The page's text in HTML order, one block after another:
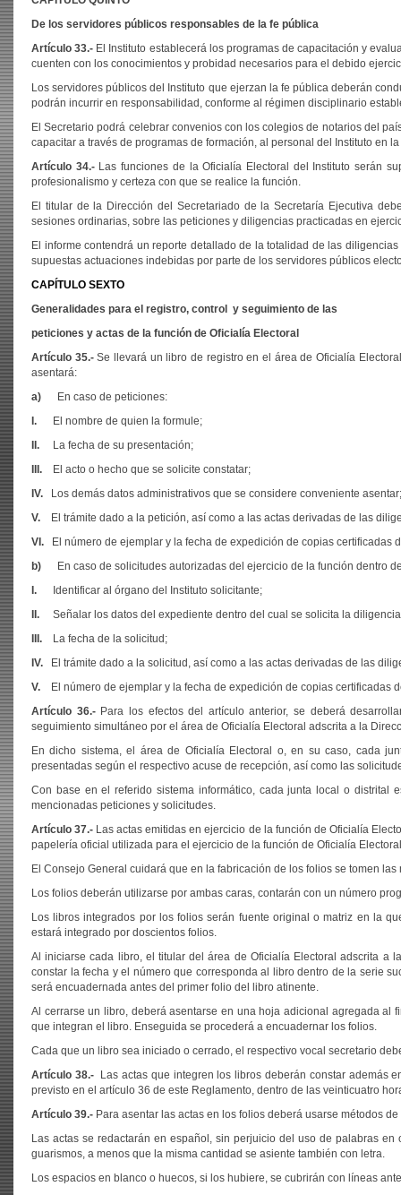
De los servidores públicos responsables de la fe pública
Artículo 33.- El Instituto establecerá los programas de capacitación y
cuenten con los conocimientos y probidad necesarios para el debido
Los servidores públicos del Instituto que ejerzan la fe pública deberán
podrán incurrir en responsabilidad, conforme al régimen disciplinario
El Secretario podrá celebrar convenios con los colegios de notarios del
capacitar a través de programas de formación, al personal del Instituto en
Artículo 34.-Las funciones de la Oficialía Electoral del Instituto serán
profesionalismo y certeza con que se realice la función.
El titular de la Dirección del Secretariado de la Secretaría Ejecutiva
sesiones ordinarias, sobre las peticiones y diligencias practicadas en
El informe contendrá un reporte detallado de la totalidad de las
supuestas actuaciones indebidas por parte de los servidores públicos
CAPÍTULO SEXTO
Generalidades para el registro, control y seguimiento de las
peticiones y actas de la función de Oficialía Electoral
Artículo 35.-Se llevará un libro de registro en el área de Oficialía
asentará:
a)
En caso de peticiones:
I.
El nombre de quien la formule;
II.
La fecha de su presentación;
III.
El acto o hecho que se solicite constatar;
IV.
Los demás datos administrativos que se considere conveniente asentar;
V.
El trámite dado a la petición, así como a las actas derivadas de las
VI.
El número de ejemplar y la fecha de expedición de copias certificadas
b)
En caso de solicitudes autorizadas del ejercicio de la función dentro
I.
Identificar al órgano del Instituto solicitante;
II. Señalar los datos del expediente dentro del cual se solicita la
III.
La fecha de la solicitud;
IV.
El trámite dado a la solicitud, así como a las actas derivadas de las
V.
El número de ejemplar y la fecha de expedición de copias certificadas
Artículo 36.- Para los efectos del artículo anterior, se deberá
seguimiento simultáneo por el área de Oficialía Electoral adscrita a la
En dicho sistema, el área de Oficialía Electoral o, en su caso, cada
presentadas según el respectivo acuse de recepción, así como las
Con base en el referido sistema informático, cada junta local o distrital
mencionadas peticiones y solicitudes.
Artículo 37.- Las actas emitidas en ejercicio de la función de Oficialía
papelería oficial utilizada para el ejercicio de la función de Oficialía
El Consejo General cuidará que en la fabricación de los folios se tomen
Los folios deberán utilizarse por ambas caras, contarán con un número
Los libros integrados por los folios serán fuente original o matriz en la
estará integrado por doscientos folios.
Al iniciarse cada libro, el titular del área de Oficialía Electoral adscrita a
constar la fecha y el número que corresponda al libro dentro de la serie
será encuadernada antes del primer folio del libro atinente.
Al cerrarse un libro, deberá asentarse en una hoja adicional agregada
que integran el libro. Enseguida se procederá a encuadernar los folios.
Cada que un libro sea iniciado o cerrado, el respectivo vocal secretario
Artículo 38.-Las actas que integren los libros deberán constar además
previsto en el artículo 36 de este Reglamento, dentro de las veinticuatro
Artículo 39.- Para asentar las actas en los folios deberá usarse métodos
Las actas se redactarán en español, sin perjuicio del uso de palabras
guarismos, a menos que la misma cantidad se asiente también con letra.
Los espacios en blanco o huecos, si los hubiere, se cubrirán con líneas